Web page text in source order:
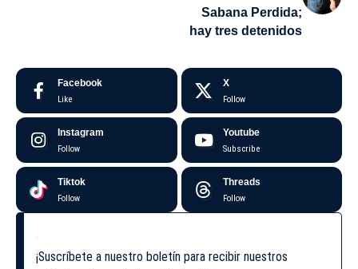
Sabana Perdida;
hay tres detenidos
Facebook
Like
X
Follow
Instagram
Follow
Youtube
Subscribe
Tiktok
Follow
Threads
Follow
¡Suscríbete a nuestro boletín para recibir nuestros